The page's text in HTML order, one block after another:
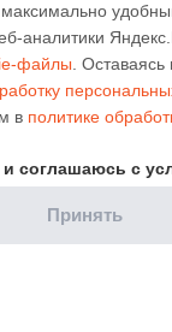
аналитики
файлы .
в политике
и соглашаюсь с
Принять